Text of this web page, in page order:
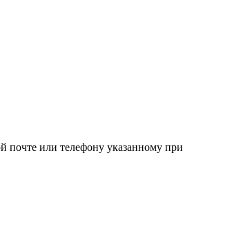
почте или телефону указанному при